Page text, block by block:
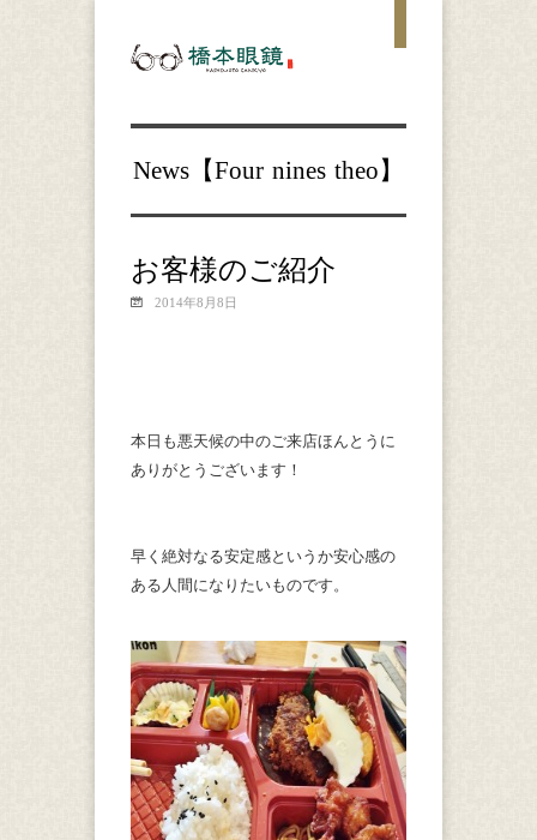
News【Four nines theo】
お客様のご紹介
2014年8月8日
本日も悪天候の中のご来店ほんとうに
ありがとうございます！
早く絶対なる安定感というか安心感の
ある人間になりたいものです。